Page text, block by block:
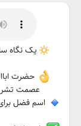
یک نگاه
حضرت
عصمت
اسم فضل